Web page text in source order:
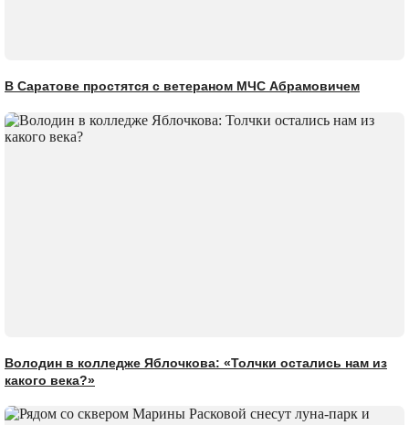
В Саратове простятся с ветераном МЧС Абрамовичем
Володин в колледже Яблочкова: «Толчки остались нам из
какого века?»